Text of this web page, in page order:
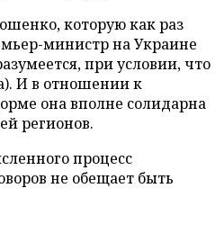
которую как раз
министр на Украине
при условии, что
И в отношении к
она вполне солидарна
регионов.
процесс
не обещает быть